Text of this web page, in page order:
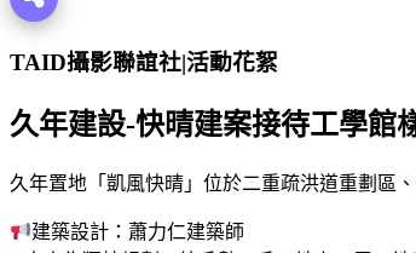
TAID攝影聯誼社|活動花絮
久年建設-快晴建案接待工學館
久年置地「凱風快晴」位於二重疏洪道重劃區
建築設計：蕭力仁建築師